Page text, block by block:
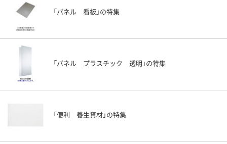
「パネル 看板」の特集
「パネル プラスチック 透明」の特集
「便利 養生資材」の特集